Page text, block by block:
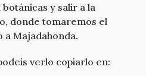
y salir a la
donde tomaremos el
Majadahonda.
verlo copiarlo en: